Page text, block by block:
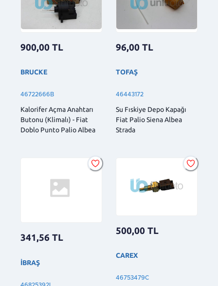
900,00 TL
BRUCKE
46722666B
Kalorifer Açma Anahtarı
Butonu (Klimalı) - Fiat
Doblo Punto Palio Albea
96,00 TL
TOFAŞ
46443172
Su Fıskiye Depo Kapağı
Fiat Palio Siena Albea
Strada
341,56 TL
İBRAŞ
500,00 TL
CAREX
46753479C